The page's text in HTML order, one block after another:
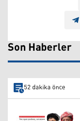
Son Haberler
52 dakika önce